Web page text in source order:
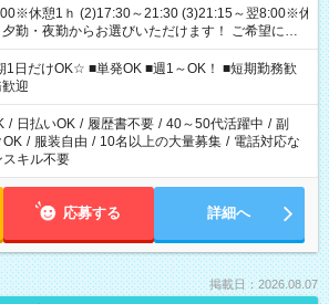
休憩1ｈ (2)17:30～21:30 (3)21:15～翌8:00※休
勤・夜勤からお選びいただけます！ ご希望に合
【その他選べる勤務時間】 8-17
時/10-18時/11-21時/18-22時/20-翌4時/21-翌5
翌8時 ご自身のご都合で選んで頂ける完全自由シ
1日だけOK☆ ■単発OK ■週1～OK！ ■短期勤務歓
迎
/ 日払いOK / 履歴書不要 / 40～50代活躍中 / 副
OK / 服装自由 / 10名以上の大量募集 / 電話対応な
スキル不要
応募する 詳細へ
掲載日：2026.08.07